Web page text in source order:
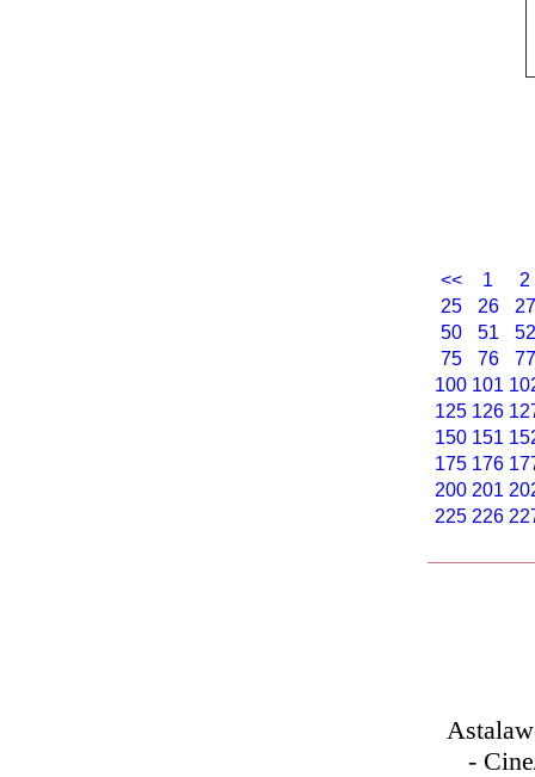
<< 1
2
25
26
27
50
51
52
75
76
77
100 101
125 126
150 151
175 176
200 201
225 226